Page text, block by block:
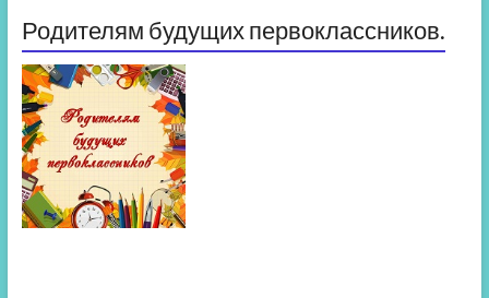
Родителям будущих первоклассников.